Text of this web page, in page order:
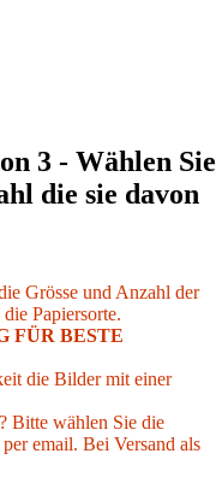
3 - Wählen Sie
die sie davon
Grösse und Anzahl der
Papiersorte.
FÜR BESTE
die Bilder mit einer
Bitte wählen Sie die
email. Bei Versand als